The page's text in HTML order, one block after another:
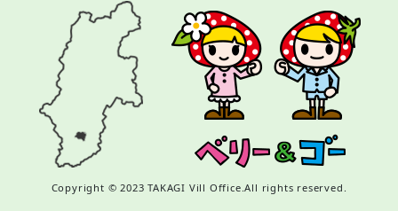
Copyright © 2023 TAKAGI Vill Office.All rights reserved.